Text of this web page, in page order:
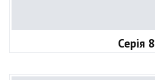
Серія 8